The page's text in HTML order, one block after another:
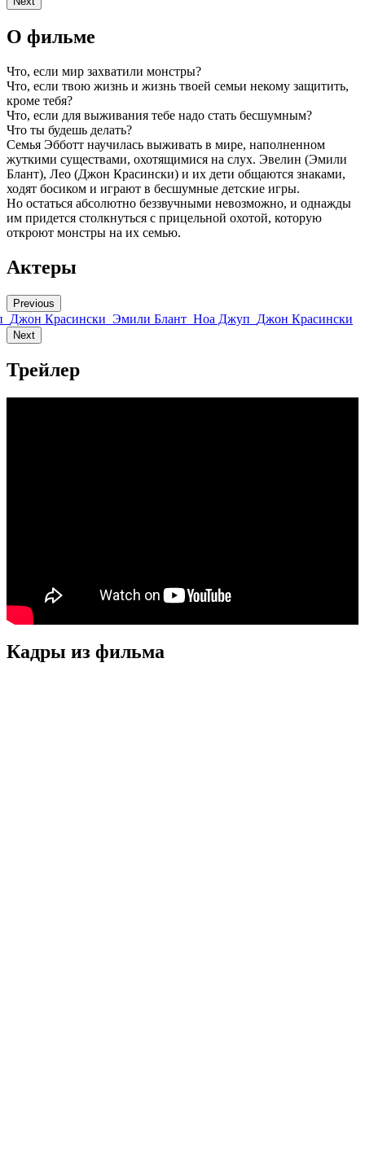
О фильме
Что, если мир захватили монстры?
Что, если твою жизнь и жизнь твоей семьи некому защитить,
кроме тебя?
Что, если для выживания тебе надо стать бесшумным?
Что ты будешь делать?
Семья Эбботт научилась выживать в мире, наполненном
жуткими существами, охотящимися на слух. Эвелин (Эмили
Блант), Лео (Джон Красински) и их дети общаются знаками,
ходят босиком и играют в бесшумные детские игры.
Но остаться абсолютно беззвучными невозможно, и однажды
им придется столкнуться с прицельной охотой, которую
откроют монстры на их семью.
Актеры
Previous
Джон Красински Эмили Блант Ноа Джуп Джон Красински
Next
Трейлер
Кадры из фильмa